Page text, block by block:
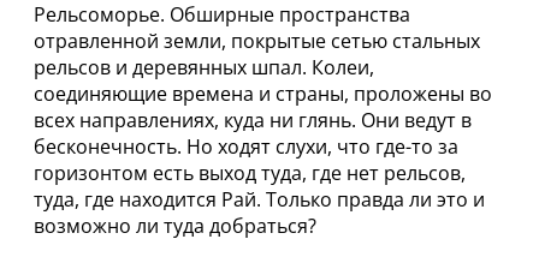
Рельсоморье. Обширные пространства
отравленной земли, покрытые сетью стальных
рельсов и деревянных шпал. Колеи,
соединяющие времена и страны, проложены во
всех направлениях, куда ни глянь. Они ведут в
бесконечность. Но ходят слухи, что где-то за
горизонтом есть выход туда, где нет рельсов,
туда, где находится Рай. Только правда ли это и
возможно ли туда добраться?